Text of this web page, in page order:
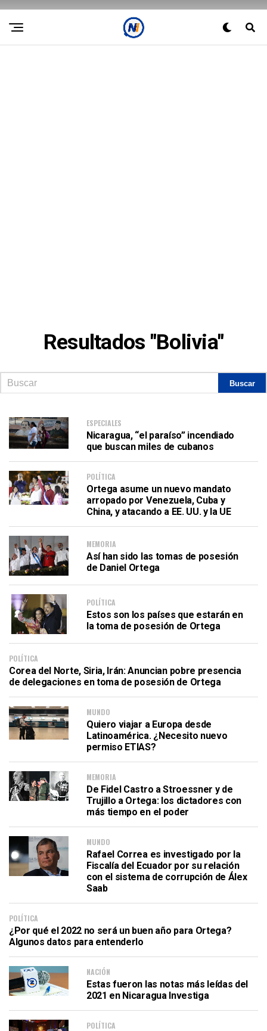
Resultados "Bolivia"
ESPECIALES
Nicaragua, “el paraíso” incendiado
que buscan miles de cubanos
POLÍTICA
Ortega asume un nuevo mandato
arropado por Venezuela, Cuba y
China, y atacando a EE. UU. y la UE
MEMORIA
Así han sido las tomas de posesión
de Daniel Ortega
POLÍTICA
Estos son los países que estarán en
la toma de posesión de Ortega
POLÍTICA
Corea del Norte, Siria, Irán: Anuncian pobre presencia
de delegaciones en toma de posesión de Ortega
MUNDO
Quiero viajar a Europa desde
Latinoamérica. ¿Necesito nuevo
permiso ETIAS?
MEMORIA
De Fidel Castro a Stroessner y de
Trujillo a Ortega: los dictadores con
más tiempo en el poder
MUNDO
Rafael Correa es investigado por la
Fiscalía del Ecuador por su relación
con el sistema de corrupción de Álex
Saab
POLÍTICA
¿Por qué el 2022 no será un buen año para Ortega?
Algunos datos para entenderlo
NACIÓN
Estas fueron las notas más leídas del
2021 en Nicaragua Investiga
POLÍTICA